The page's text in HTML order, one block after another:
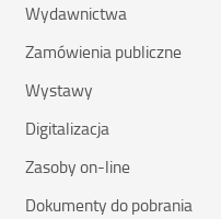
Wydawnictwa
Zamówienia publiczne
Wystawy
Digitalizacja
Zasoby on-line
Dokumenty do pobrania